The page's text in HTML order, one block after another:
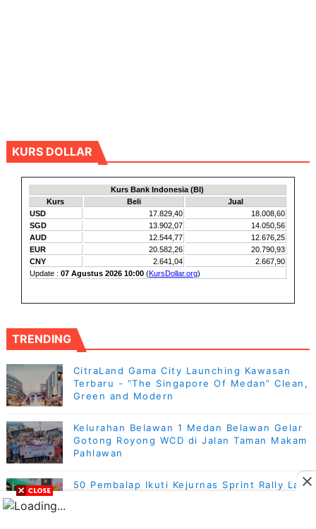
KURS DOLLAR
TRENDING
CitraLand Gama City Launching Kawasan
Terbaru - “The Singapore Of Medan” Clean,
Green and Modern
Kelurahan Belawan 1 Medan Belawan Gelar
Gotong Royong WCD di Jalan Taman Makam
Pahlawan
50 Pembalap Ikuti Kejurnas Sprint Rally Lap